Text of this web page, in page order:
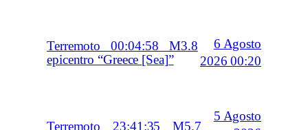
Terremoto 00:04:58 M3.8
epicentro “Greece [Sea]”
6 Agosto
2026 00:20
Terremoto 23:41:35 M5.7
5 Agosto